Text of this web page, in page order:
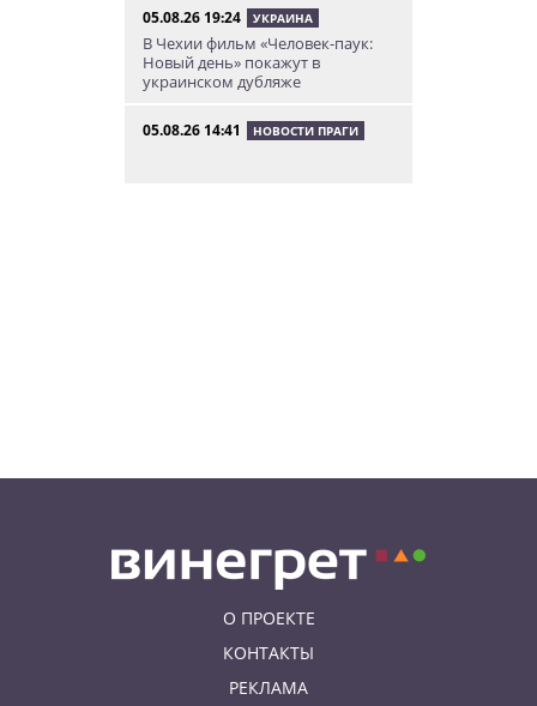
05.08.26 19:24 УКРАИНА
В Чехии фильм «Человек-паук:
Новый день» покажут в
украинском дубляже
05.08.26 14:41 НОВОСТИ ПРАГИ
О ПРОЕКТЕ
КОНТАКТЫ
РЕКЛАМА